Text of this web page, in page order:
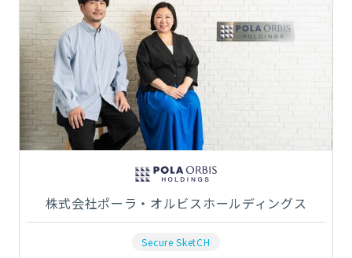
株式会社ポーラ・オルビスホールディングス
Secure SketCH